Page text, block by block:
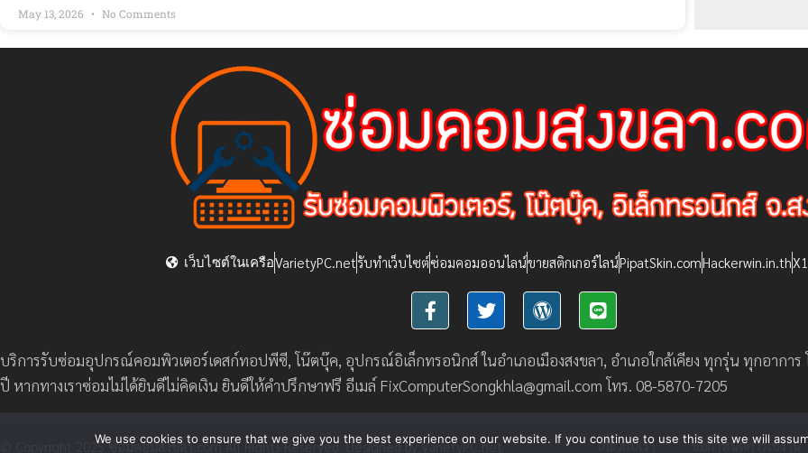
May 13, 2026 No Comments
เว็บไซต์ในเครือVarietyPC.netรับทำเว็บไซต์ซ่อมคอมออนไลน์ขายสติกเกอร์ไลน์PipatSkin.comHackerwin.in.th
F
a
e
o
k
T
w
t
e
W
o
d
r
s
L
i
e
บริการรับซ่อมอุปกรณ์คอมพิวเตอร์เดสก์ทอปพีซี, โน๊ตบุ๊ค, อุปกรณ์อิเล็กทรอนิกส์ ในอำเภอเมืองสงขลา, อำเภอใกล้เคียง ทุกรุ่น ทุกอาการ
ปี หากทางเราซ่อมไม่ได้ยินดีไม่คิดเงิน ยินดีให้คำปรึกษาฟรี อีเมล์ FixComputerSongkhla@gmail.com โทร. 08-5870-7205
© Copyright 2025 ซ่อมคอมสงขลา.com All Rights Reserved. Designed byVarietyPC.net เกี่ยวกับเรา ข้อกำหนดการใช้งาน
We use cookies to ensure that we give you the best experience on our website. If you continue to use this site we will